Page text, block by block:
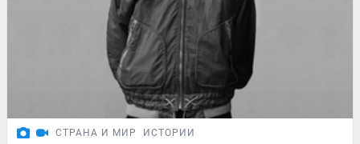
СТРАНА И МИР ИСТОРИИ